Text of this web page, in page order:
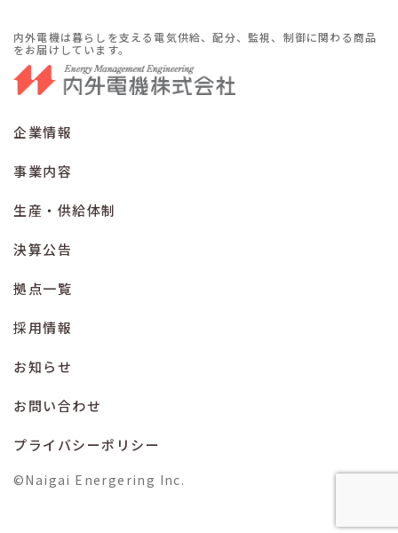
内外電機は暮らしを支える電気供給、配分、監視、制御に関わる商品
をお届けしています。
企業情報
事業内容
生産・供給体制
決算公告
拠点一覧
採用情報
お知らせ
お問い合わせ
プライバシーポリシー
©Naigai Energering Inc.